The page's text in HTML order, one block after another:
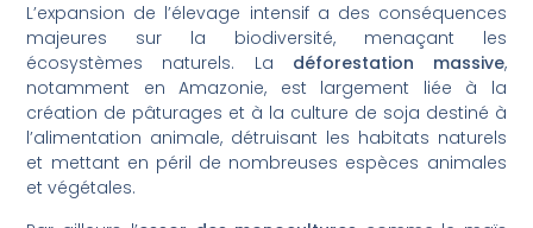
L’expansion de l’élevage intensif a des conséquences
majeures sur la biodiversité, menaçant les
écosystèmes naturels. La déforestation massive,
notamment en Amazonie, est largement liée à la
création de pâturages et à la culture de soja destiné à
l’alimentation animale, détruisant les habitats naturels
et mettant en péril de nombreuses espèces animales
et végétales.